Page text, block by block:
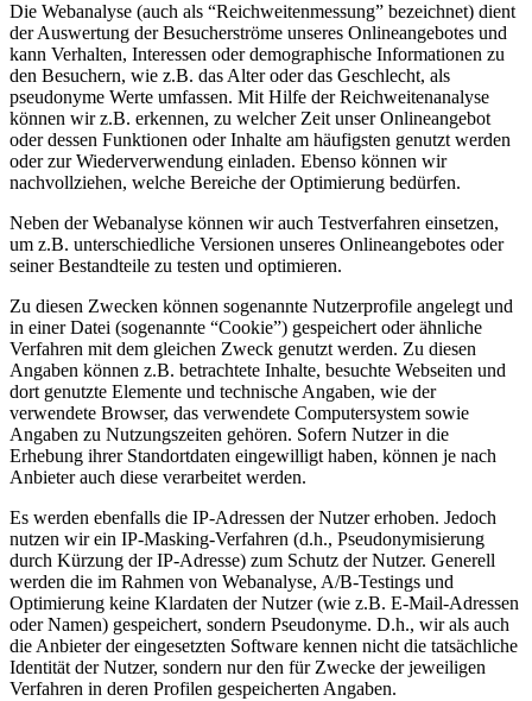
Die Webanalyse (auch als “Reichweitenmessung” bezeichnet) dient
der Auswertung der Besucherströme unseres Onlineangebotes und
kann Verhalten, Interessen oder demographische Informationen zu
den Besuchern, wie z.B. das Alter oder das Geschlecht, als
pseudonyme Werte umfassen. Mit Hilfe der Reichweitenanalyse
können wir z.B. erkennen, zu welcher Zeit unser Onlineangebot
oder dessen Funktionen oder Inhalte am häufigsten genutzt werden
oder zur Wiederverwendung einladen. Ebenso können wir
nachvollziehen, welche Bereiche der Optimierung bedürfen.
Neben der Webanalyse können wir auch Testverfahren einsetzen,
um z.B. unterschiedliche Versionen unseres Onlineangebotes oder
seiner Bestandteile zu testen und optimieren.
Zu diesen Zwecken können sogenannte Nutzerprofile angelegt und
in einer Datei (sogenannte “Cookie”) gespeichert oder ähnliche
Verfahren mit dem gleichen Zweck genutzt werden. Zu diesen
Angaben können z.B. betrachtete Inhalte, besuchte Webseiten und
dort genutzte Elemente und technische Angaben, wie der
verwendete Browser, das verwendete Computersystem sowie
Angaben zu Nutzungszeiten gehören. Sofern Nutzer in die
Erhebung ihrer Standortdaten eingewilligt haben, können je nach
Anbieter auch diese verarbeitet werden.
Es werden ebenfalls die IP-Adressen der Nutzer erhoben. Jedoch
nutzen wir ein IP-Masking-Verfahren (d.h., Pseudonymisierung
durch Kürzung der IP-Adresse) zum Schutz der Nutzer. Generell
werden die im Rahmen von Webanalyse, A/B-Testings und
Optimierung keine Klardaten der Nutzer (wie z.B. E-Mail-Adressen
oder Namen) gespeichert, sondern Pseudonyme. D.h., wir als auch
die Anbieter der eingesetzten Software kennen nicht die tatsächliche
Identität der Nutzer, sondern nur den für Zwecke der jeweiligen
Verfahren in deren Profilen gespeicherten Angaben.